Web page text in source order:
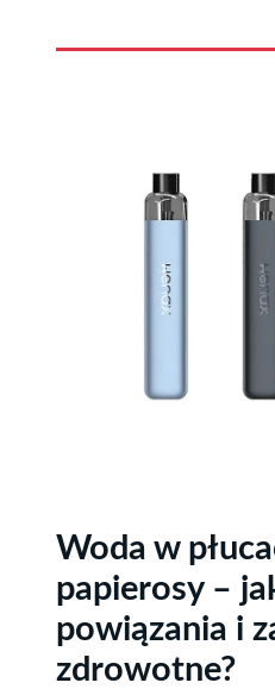
Woda w
papierosy –
powiązania i
zdrowotne?